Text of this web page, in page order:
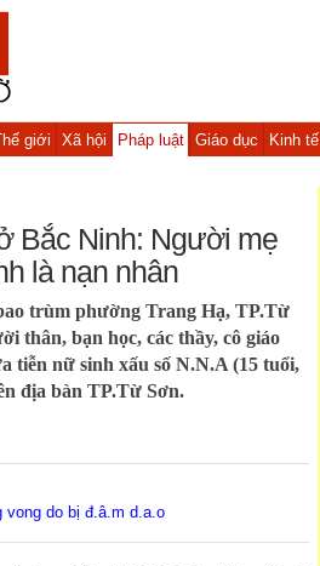
giới Xã hội Pháp luật Giáo dục Kinh tế
Bắc Ninh: Người mẹ
là nạn nhân
trùm phường Trang Hạ, TP.Từ
thân, bạn học, các thầy, cô giáo
tiễn nữ sinh xấu số N.N.A (15 tuổi,
địa bàn TP.Từ Sơn.
do bị đ.â.m d.a.o